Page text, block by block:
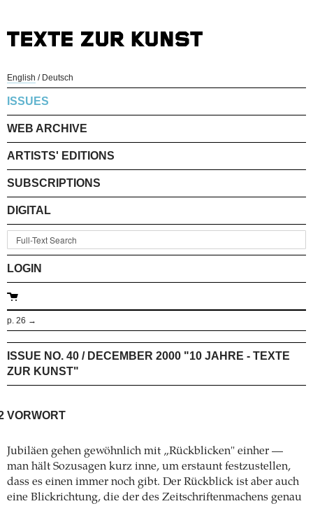
English / Deutsch
ISSUES
WEB ARCHIVE
ARTISTS' EDITIONS
SUBSCRIPTIONS
DIGITAL
LOGIN
p. 26 →
ISSUE NO. 40 / DECEMBER 2000 "10 JAHRE - TEXTE
ZUR KUNST"
VORWORT
Jubiläen gehen gewöhnlich mit „Rückblicken" einher —
man hält Sozusagen kurz inne, um erstaunt festzustellen,
dass es einen immer noch gibt. Der Rückblick ist aber auch
eine Blickrichtung, die der des Zeitschriftenmachens genau